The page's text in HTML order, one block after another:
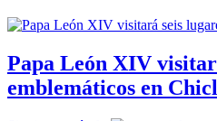
Papa León XIV
emblemáticos en